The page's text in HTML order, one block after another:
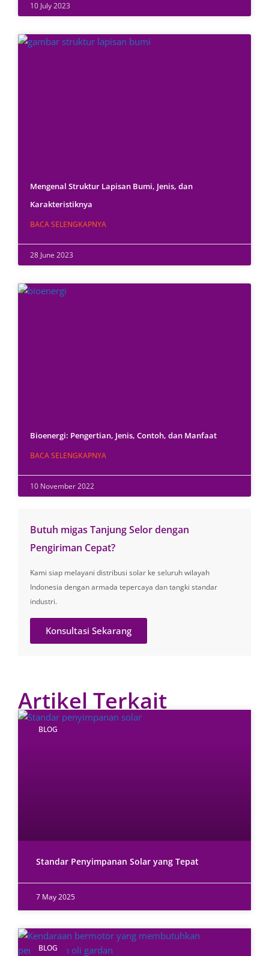
10 July 2023
Mengenal Struktur Lapisan Bumi, Jenis, dan
Karakteristiknya
BACA SELENGKAPNYA
28 June 2023
Bioenergi: Pengertian, Jenis, Contoh, dan Manfaat
BACA SELENGKAPNYA
10 November 2022
Butuh migas Tanjung Selor dengan
Pengiriman Cepat?
Kami siap melayani distribusi solar ke seluruh wilayah
Indonesia dengan armada tepercaya dan tangki standar
industri.
Konsultasi Sekarang
Artikel Terkait
BLOG
Standar Penyimpanan Solar yang Tepat
7 May 2025
BLOG